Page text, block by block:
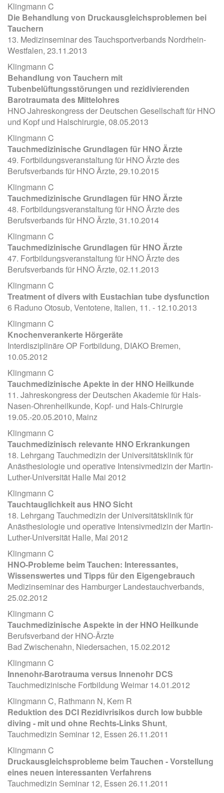
Klingmann C
Die Behandlung von Druckausgleichsproblemen bei
Tauchern
13. Medizinseminar des Tauchsportverbands Nordrhein-
Westfalen, 23.11.2013
Klingmann C
Behandlung von Tauchern mit
Tubenbelüftungsstörungen und rezidivierenden
Barotraumata des Mittelohres
HNO Jahreskongress der Deutschen Gesellschaft für HNO
und Kopf und Halschirurgie, 08.05.2013
Klingmann C
Tauchmedizinische Grundlagen für HNO Ärzte
49. Fortbildungsveranstaltung für HNO Ärzte des
Berufsverbands für HNO Ärzte, 29.10.2015
Klingmann C
Tauchmedizinische Grundlagen für HNO Ärzte
48. Fortbildungsveranstaltung für HNO Ärzte des
Berufsverbands für HNO Ärzte, 31.10.2014
Klingmann C
Tauchmedizinische Grundlagen für HNO Ärzte
47. Fortbildungsveranstaltung für HNO Ärzte des
Berufsverbands für HNO Ärzte, 02.11.2013
Klingmann C
Treatment of divers with Eustachian tube dysfunction
6 Raduno Otosub, Ventotene, Italien, 11. - 12.10.2013
Klingmann C
Knochenverankerte Hörgeräte
Interdisziplinäre OP Fortbildung, DIAKO Bremen,
10.05.2012
Klingmann C
Tauchmedizinische Apekte in der HNO Heilkunde
11. Jahreskongress der Deutschen Akademie für Hals-
Nasen-Ohrenheilkunde, Kopf- und Hals-Chirurgie
19.05.-20.05.2010, Mainz
Klingmann C
Tauchmedizinisch relevante HNO Erkrankungen
18. Lehrgang Tauchmedizin der Universitätsklinik für
Anästhesiologie und operative Intensivmedizin der Martin-
Luther-Universität Halle Mai 2012
Klingmann C
Tauchtauglichkeit aus HNO Sicht
18. Lehrgang Tauchmedizin der Universitätsklinik für
Anästhesiologie und operative Intensivmedizin der Martin-
Luther-Universität Halle, Mai 2012
Klingmann C
HNO-Probleme beim Tauchen: Interessantes,
Wissenswertes und Tipps für den Eigengebrauch
Medizinseminar des Hamburger Landestauchverbands,
25.02.2012
Klingmann C
Tauchmedizinische Aspekte in der HNO Heilkunde
Berufsverband der HNO-Ärzte
Bad Zwischenahn, Niedersachen, 15.02.2012
Klingmann C
Innenohr-Barotrauma versus Innenohr DCS
Tauchmedizinische Fortbildung Weimar 14.01.2012
Klingmann C, Rathmann N, Kern R
Reduktion des DCI Rezidivrisikos durch low bubble
diving - mit und ohne Rechts-Links Shunt,
Tauchmedizin Seminar 12, Essen 26.11.2011
Klingmann C
Druckausgleichsprobleme beim Tauchen - Vorstellung
eines neuen interessanten Verfahrens
Tauchmedizin Seminar 12, Essen 26.11.2011